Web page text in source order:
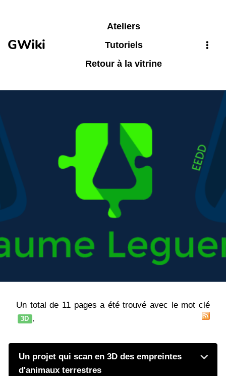
GWiki
Ateliers
Tutoriels
Retour à la vitrine
Un total de 11 pages a été trouvé avec le mot clé
3D .
Un projet qui scan en 3D des empreintes
d'animaux terrestres